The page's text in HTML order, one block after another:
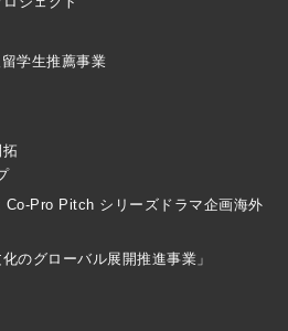
学生推薦事業
Pro Pitch シリーズドラマ企画海外
のグローバル展開推進事業」